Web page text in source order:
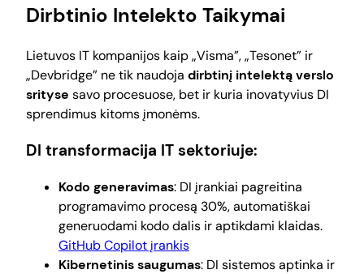
Dirbtinio Intelekto Taikymai
Lietuvos IT kompanijos kaip „Visma”, „Tesonet” ir
„Devbridge” ne tik naudoja dirbtinį intelektą verslo
srityse savo procesuose, bet ir kuria inovatyvius DI
sprendimus kitoms įmonėms.
DI transformacija IT sektoriuje:
Kodo generavimas: DI įrankiai pagreitina
programavimo procesą 30%, automatiškai
generuodami kodo dalis ir aptikdami klaidas.
GitHub Copilot įrankis
Kibernetinis saugumas: DI sistemos aptinka ir